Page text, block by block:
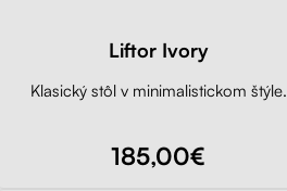
Liftor Ivory
Klasický stôl v minimalistickom štýle.
185,00€